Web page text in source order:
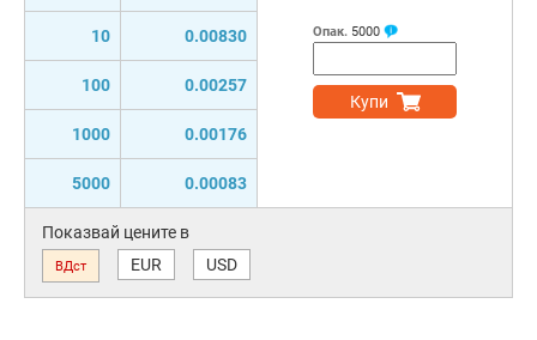
10 0.00830
100 0.00257
1000 0.00176
5000 0.00083
Опак. 5000
Купи
Показвай цените в
ВДст EUR USD